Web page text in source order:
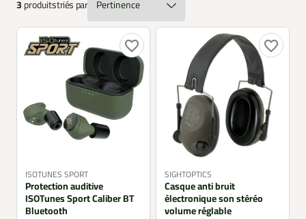
protection auditive améliore la sécurité, le confort et la
concentration du chasseur. Il s’inscrit pleinement dans
une pratique responsable et respectueuse des règles de
sécurité en vigueur.
3 produitstriés par
favorite_border
ISOTUNES SPORT
Protection auditive
ISOTunes Sport Caliber BT
Bluetooth
favorite_border
SIGHTOPTICS
Casque anti bruit
électronique son stéréo
volume réglable